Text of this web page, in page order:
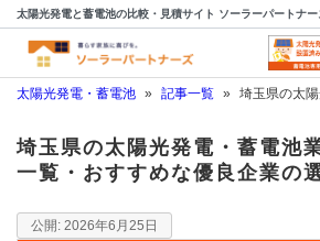
太陽光発電と蓄電池の比較・見積サイト ソーラーパートナー
太陽光発電・蓄電池 » 記事一覧 » 埼玉県の太
埼玉県の太陽光発電・蓄電池
一覧・おすすめな優良企業の
2026年6月25日